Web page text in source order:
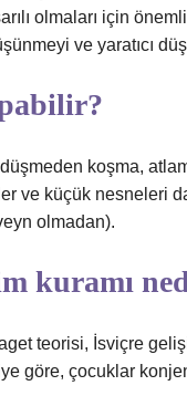
olmaları için
ve yaratıcı
koşma,
ve küçük nesneleri
olmadan).
kuramı
teorisi, İsviçre
göre, çocuklar